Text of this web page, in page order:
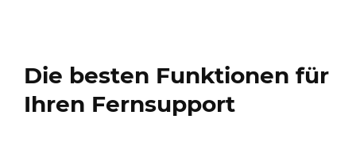
Die besten Funktionen für
Ihren Fernsupport